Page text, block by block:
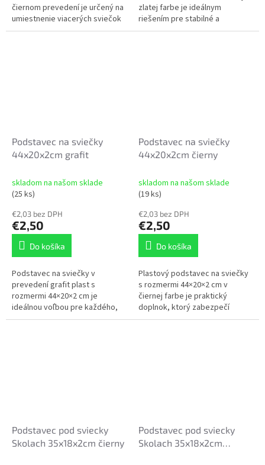
čiernom prevedení je určený na
umiestnenie viacerých sviečok
alebo menších dekorácií.
zlatej farbe je ideálnym
riešením pre stabilné a
bezpečné uloženie viacerých
Podstavec na sviečky
44x20x2cm grafit
skladom na našom sklade
(25 ks)
€2,03 bez DPH
€2,50
Do košíka
Podstavec na sviečky v
prevedení grafit plast s
rozmermi 44×20×2 cm je
ideálnou voľbou pre každého,
kto hľadá praktické a estetické
Podstavec na sviečky
44x20x2cm čierny
skladom na našom sklade
(19 ks)
€2,03 bez DPH
€2,50
Do košíka
Plastový podstavec na sviečky
s rozmermi 44×20×2 cm v
čiernej farbe je praktický
doplnok, ktorý zabezpečí
stabilitu a ochranu povrchu pred
Podstavec pod sviecky
Skolach 35x18x2cm čierny
Podstavec pod sviecky
Skolach 35x18x2cm